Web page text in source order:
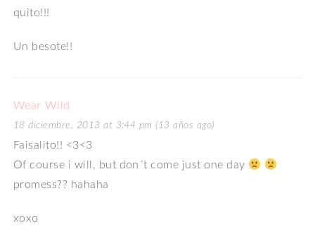
quito!!!
Un besote!!
Wear Wild
18 diciembre, 2013 at 3:44 pm (13 años ago)
Faisalito!! <3<3
Of course i will, but don´t come just one day
promess?? hahaha
xoxo